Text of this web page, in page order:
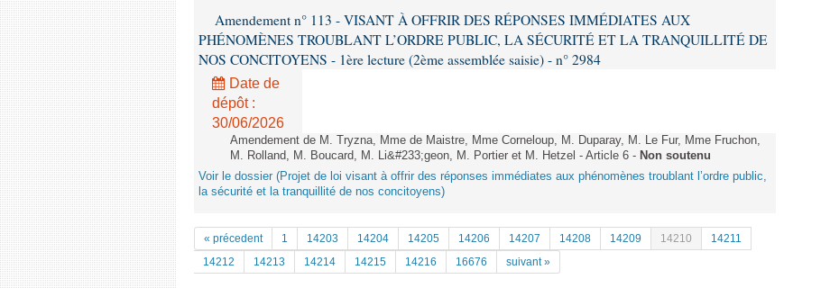
Amendement n° 113 - VISANT À OFFRIR DES RÉPONSES IMMÉDIATES AUX
PHÉNOMÈNES TROUBLANT L’ORDRE PUBLIC, LA SÉCURITÉ ET LA TRANQUILLITÉ DE
NOS CONCITOYENS - 1ère lecture (2ème assemblée saisie) - n° 2984
Date de
dépôt :
30/06/2026
Amendement de M. Tryzna, Mme de Maistre, Mme Corneloup, M. Duparay, M. Le Fur, Mme Fruchon,
M. Rolland, M. Boucard, M. Li&#233;geon, M. Portier et M. Hetzel - Article 6 - Non soutenu
Voir le dossier (Projet de loi visant à offrir des réponses immédiates aux phénomènes troublant l’ordre public,
la sécurité et la tranquillité de nos concitoyens)
« précedent 1 14203 14204 14205 14206 14207 14208 14209 14210
14211
14212
14213 14214 14215 14216 16676 suivant »